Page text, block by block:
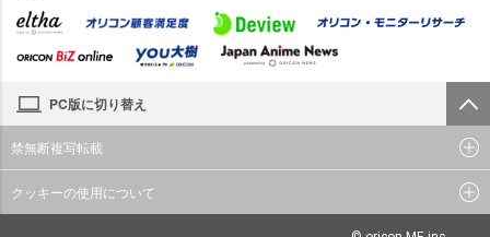
PC版に切り替え
禁無断複写転載
クッキーの使用について